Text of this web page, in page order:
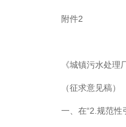
附件2
《城镇污水处
（征求意见稿）
一、在“2.规范性